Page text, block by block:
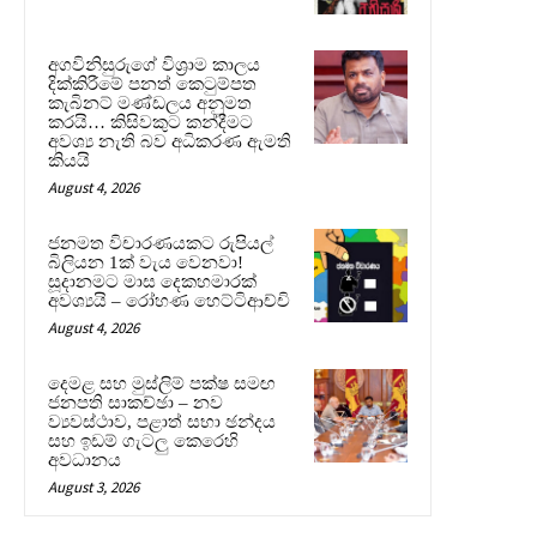
අගවිනිසුරුගේ විශ්‍රාම කාලය
දික්කිරීමේ පනත් කෙටුම්පත
කැබිනට් මණ්ඩලය අනුමත
කරයි… කිසිවකුට කන්දීමට
අවශ්‍ය නැති බව අධිකරණ ඇමති
කියයි
August 4, 2026
ජනමත විචාරණයකට රුපියල්
බිලියන 1ක් වැය වෙනවා!
සූදානමට මාස දෙකහමාරක්
අවශ්‍යයි – රෝහණ හෙට්ටිආච්චි
August 4, 2026
දෙමළ සහ මුස්ලිම් පක්ෂ සමඟ
ජනපති සාකච්ඡා – නව
ව්‍යවස්ථාව, පළාත් සභා ඡන්දය
සහ ඉඩම් ගැටලු කෙරෙහි
අවධානය
August 3, 2026